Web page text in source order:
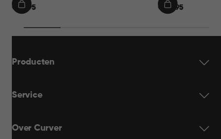
€€ 21,95
IN
€€ 22,95
IN
Producten
Service
Over Curver